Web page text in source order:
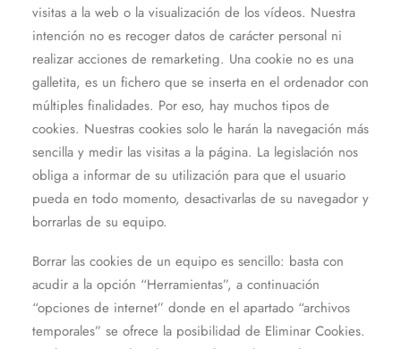
visitas a la web o la visualización de los vídeos. Nuestra
intención no es recoger datos de carácter personal ni
realizar acciones de remarketing. Una cookie no es una
galletita, es un fichero que se inserta en el ordenador con
múltiples finalidades. Por eso, hay muchos tipos de
cookies. Nuestras cookies solo le harán la navegación más
sencilla y medir las visitas a la página. La legislación nos
obliga a informar de su utilización para que el usuario
pueda en todo momento, desactivarlas de su navegador y
borrarlas de su equipo.
Borrar las cookies de un equipo es sencillo: basta con
acudir a la opción “Herramientas”, a continuación
“opciones de internet” donde en el apartado “archivos
temporales” se ofrece la posibilidad de Eliminar Cookies.